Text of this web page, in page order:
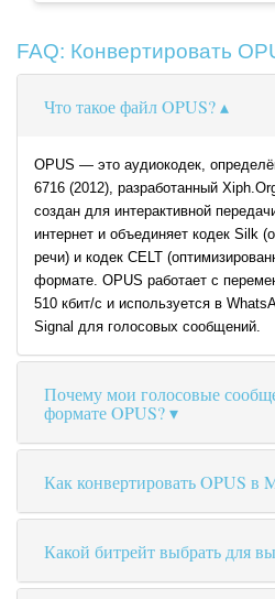
FAQ: Конвертировать
Что такое файл OPUS?
OPUS — это аудиокодек,
6716 (2012), разработанный
создан для интерактивной
интернет и объединяет кодек Silk
речи) и кодек CELT
формате. OPUS работает с
510 кбит/с и используется в
Signal для голосовых сообщений.
Почему мои голосовые
формате OPUS?
Как конвертировать OPUS в
Какой битрейт выбрать для